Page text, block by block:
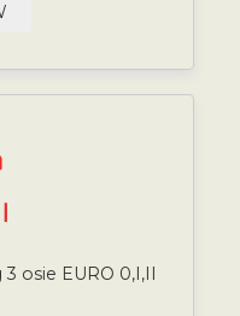
osie EURO 0,I,II